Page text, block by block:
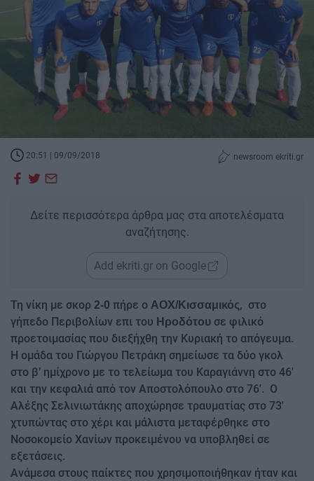
20:51 | 09/09/2018 newsroom ekriti.gr
Δείτε περισσότερα άρθρα μας στα αποτελέσματα
αναζήτησης.
Add ekriti.gr on Google
Τη νίκη με σκορ 2-0 πήρε ο ΑΟΧ/Κισσαμικός, στο
γήπεδο Περιβολίων επι του Ηροδότου σε φιλικό
προετοιμασίας που διεξήχθη την Κυριακή το απόγευμα.
Η ομάδα του Γιώργου Πετράκη σημείωσε τα δύο γκολ
στο β’ ημίχρονο με το τελείωμα του Καραγιάννη στο 46′
και την κεφαλιά από τον Αποστολόπουλο στο 76′. Ο
Αλέξης Σελινιωτάκης αποχώρησε τραυματίας στο 73′
χτυπώντας στο χέρι και μάλιστα μεταφέρθηκε στο
Νοσοκομείο Χανίων προκειμένου να υποβληθεί σε
εξετάσεις.
Ανάμεσα στους παίκτες που χρησιμοποιήθηκαν ήταν και